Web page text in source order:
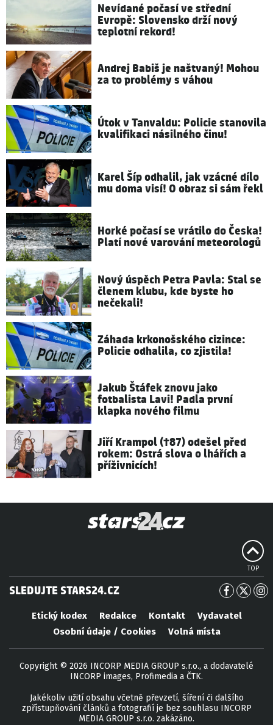
Nevídané počasí ve střední
Evropě: Slovensko drží nový
teplotní rekord!
Andrej Babiš je naštvaný! Mohou
za to problémy s váhou
Útok v Tanvaldu: Policie stanovila
kvalifikaci násilného činu!
Karel Šíp odhalil, jak vzácné dílo
mu doma visí! O obraz si sám řekl
Horké počasí se vrátilo do Česka!
Platí nové varování meteorologů
Nový úspěch Petra Pavla: Stal se
členem klubu, kde byste ho
nečekali!
Záhada krkonošského cizince:
Policie odhalila, co zjistila!
Jakub Štáfek znovu jako
fotbalista Lavi! Padla první
klapka nového filmu
Jiří Krampol (†87) odešel před
rokem: Ostrá slova o lhářích a
příživnicích!
TOP
SLEDUJTE STARS24.CZ
Etický kodex Redakce Kontakt
Vydavatel
Osobní údaje / Cookies
Volná místa
Copyright © 2026 INCORP MEDIA GROUP s.r.o., a dodavatelé
INCORP images, Profimedia a ČTK.
Jakékoliv užití obsahu včetně převzetí, šíření či dalšího
zpřístupňování článků a fotografií je bez souhlasu INCORP
MEDIA GROUP s.r.o. zakázáno.